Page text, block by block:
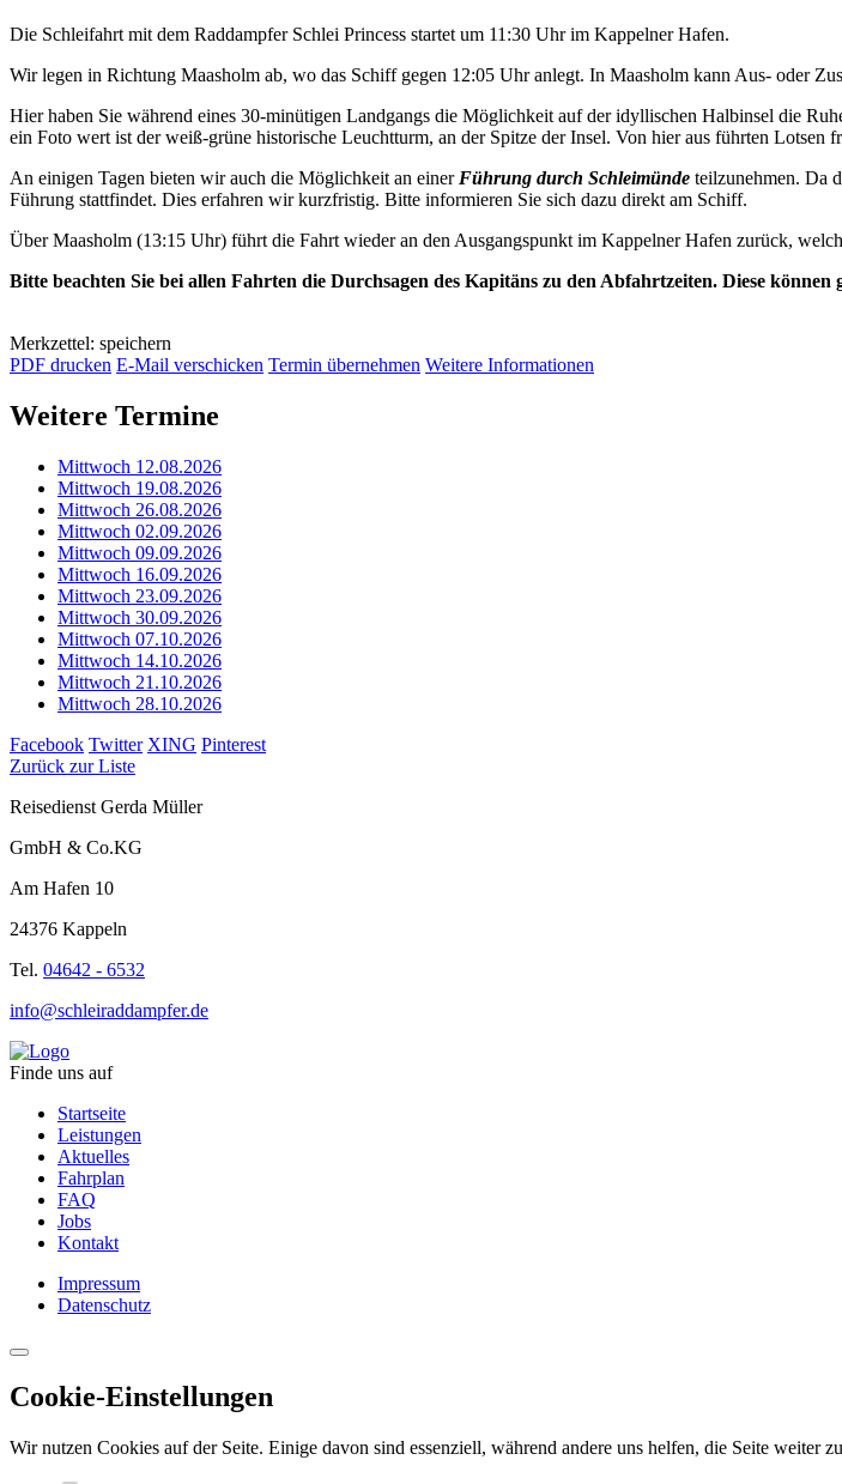
Die Schleifahrt mit dem Raddampfer Schlei Princess startet um 11:30 Uhr im Kappelner Hafen.
Wir legen in Richtung Maasholm ab, wo das Schiff gegen 12:05 Uhr anlegt. In Maasholm kann Aus- oder
Hier haben Sie während eines 30-minütigen Landgangs die Möglichkeit auf der idyllischen Halbinsel die
ein Foto wert ist der weiß-grüne historische Leuchtturm, an der Spitze der Insel. Von hier aus führten Lotsen
An einigen Tagen bieten wir auch die Möglichkeit an einer Führung durch Schleimünde teilzunehmen. Da
Führung stattfindet. Dies erfahren wir kurzfristig. Bitte informieren Sie sich dazu direkt am Schiff.
Über Maasholm (13:15 Uhr) führt die Fahrt wieder an den Ausgangspunkt im Kappelner Hafen zurück,
Bitte beachten Sie bei allen Fahrten die Durchsagen des Kapitäns zu den Abfahrtzeiten. Diese können
Merkzettel: speichern
PDF drucken E-Mail verschicken Termin übernehmen Weitere Informationen
Weitere Termine
Mittwoch 12.08.2026
Mittwoch 19.08.2026
Mittwoch 26.08.2026
Mittwoch 02.09.2026
Mittwoch 09.09.2026
Mittwoch 16.09.2026
Mittwoch 23.09.2026
Mittwoch 30.09.2026
Mittwoch 07.10.2026
Mittwoch 14.10.2026
Mittwoch 21.10.2026
Mittwoch 28.10.2026
Facebook Twitter XING Pinterest
Zurück zur Liste
Reisedienst Gerda Müller
GmbH & Co.KG
Am Hafen 10
24376 Kappeln
Tel. 04642 - 6532
info@schleiraddampfer.de
Finde uns auf
Startseite
Leistungen
Aktuelles
Fahrplan
FAQ
Jobs
Kontakt
Impressum
Datenschutz
Cookie-Einstellungen
Wir nutzen Cookies auf der Seite. Einige davon sind essenziell, während andere uns helfen, die Seite weiter